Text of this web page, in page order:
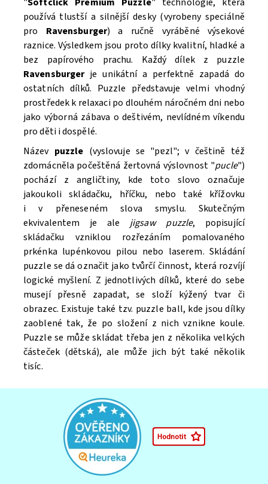
Souhlasím seZpracováním osobních údajů.
používá tlustší a silnější desky (vyrobeny speciálně
pro Ravensburger) a ručně vyráběné výsekové
raznice. Výsledkem jsou proto dílky kvalitní, hladké a
bez papírového prachu. Každý dílek z puzzle
Ravensburgerje unikátní a perfektně zapadá do
ostatních dílků. Puzzle představuje velmi vhodný
prostředek k relaxaci po dlouhém náročném dni nebo
jako výborná zábava o deštivém, nevlídném víkendu
pro děti i dospělé.
Název puzzle (vyslovuje se "pɐzl"; v češtině též
zdomácněla počeštěná žertovná výslovnost "pucle")
pochází z angličtiny, kde toto slovo označuje
jakoukoli skládačku, hříčku, nebo také křížovku
i v přeneseném slova smyslu. Skutečným
ekvivalentem je ale jigsaw puzzle, popisující
skládačku vzniklou rozřezáním pomalovaného
prkénka lupénkovou pilou nebo laserem. Skládání
puzzle se dá označit jako tvůrčí činnost, která rozvíjí
logické myšlení. Z jednotlivých dílků, které do sebe
musejí přesně zapadat, se složí kýžený tvar či
obrazec. Existuje také tzv. puzzle ball, kde jsou dílky
zaoblené tak, že po složení z nich vznikne koule.
Puzzle se může skládat třeba jen z několika velkých
částeček (dětská), ale může jich být také několik
tisíc.